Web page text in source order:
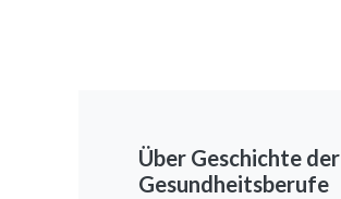
Über Geschichte der
Gesundheitsberufe